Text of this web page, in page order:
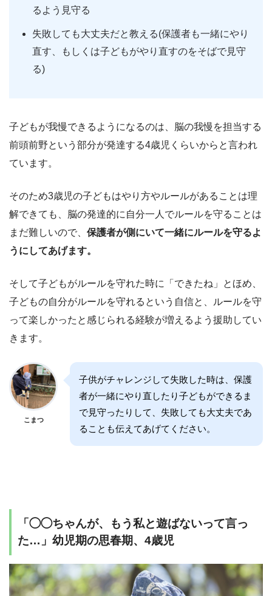
るよう見守る
失敗しても大丈夫だと教える(保護者も一緒にやり
直す、もしくは子どもがやり直すのをそばで見守
る)
子どもが我慢できるようになるのは、脳の我慢を担当する
前頭前野という部分が発達する4歳児くらいからと言われ
ています。
そのため3歳児の子どもはやり方やルールがあることは理
解できても、脳の発達的に自分一人でルールを守ることは
まだ難しいので、 保護者が側にいて一緒にルールを守るよ
うにしてあげます。
そして子どもがルールを守れた時に「できたね」とほめ、
子どもの自分がルールを守れるという自信と、ルールを守
って楽しかったと感じられる経験が増えるよう援助してい
きます。
こまつ
子供がチャレンジして失敗した時は、保護
者が一緒にやり直したり子どもができるま
で見守ったりして、失敗しても大丈夫であ
ることも伝えてあげてください。
「◯◯ちゃんが、もう私と遊ばないって言っ
た…」幼児期の思春期、4歳児